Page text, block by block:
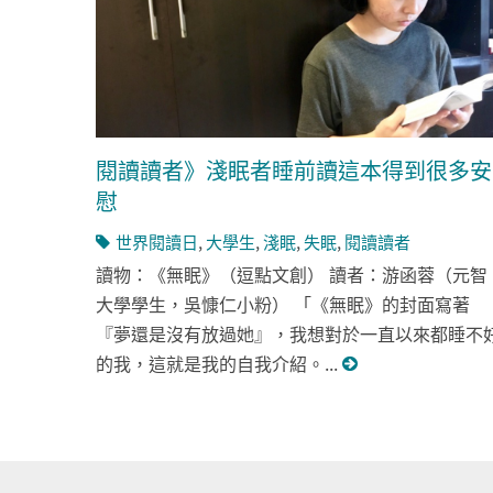
閱讀讀者》淺眠者睡前讀這本得到很多安
慰
世界閱讀日, 大學生,淺眠,失眠, 閱讀讀者
讀物：《無眠》（逗點文創） 讀者：游函蓉（元智
大學學生，吳慷仁小粉） 「《無眠》的封面寫著
『夢還是沒有放過她』，我想對於一直以來都睡不
的我，這就是我的自我介紹。...